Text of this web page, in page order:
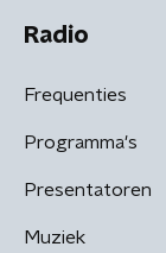
Radio
Frequenties
Programma's
Presentatoren
Muziek